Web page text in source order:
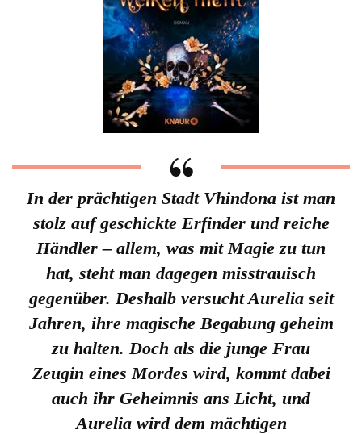
In der prächtigen Stadt Vhindona ist man
stolz auf geschickte Erfinder und reiche
Händler – allem, was mit Magie zu tun
hat, steht man dagegen misstrauisch
gegenüber. Deshalb versucht Aurelia seit
Jahren, ihre magische Begabung geheim
zu halten. Doch als die junge Frau
Zeugin eines Mordes wird, kommt dabei
auch ihr Geheimnis ans Licht, und
Aurelia wird dem mächtigen